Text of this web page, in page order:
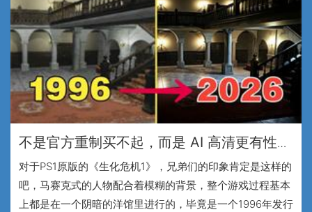
的高清重制之外，还对里…
不是官方重制买不起，而是 AI 高清更有性价
比！《生化危机1 导演剪辑版》高清纹理汉
化版~
对于PS1原版的《生化危机1》，兄弟们的印象肯定是这样的
吧，马赛克式的人物配合着模糊的背景，整个游戏过程基本
上都是在一个阴暗的洋馆里进行的，毕竟是一个1996年发行